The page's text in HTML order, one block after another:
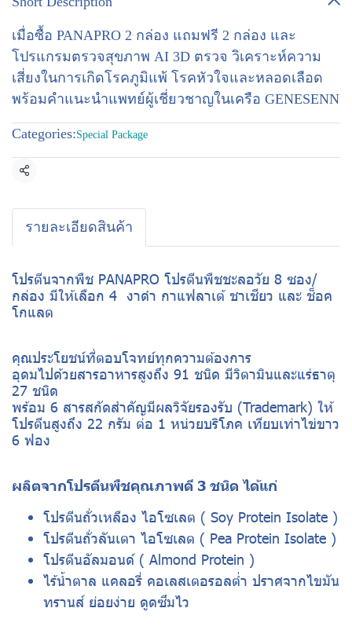
เมื่อซื้อ PANAPRO 2 กล่อง แถมฟรี 2 กล่อง และ
โปรแกรมตรวจสุขภาพ AI 3D ตรวจ วิเคราะห์ความ
เสี่ยงในการเกิดโรคภูมิแพ้ โรคหัวใจและหลอดเลือด
พร้อมคำแนะนำแพทย์ผู้เชี่ยวชาญในเครือ GENESENN
Categories:Special Package
Share
รายละเอียดสินค้า
โปรตีนจากพืช PANAPRO โปรตีนพืชชะลอวัย 8 ซอง/
กล่อง มีให้เลือก 4 งาดำ กาแฟลาเต้ ชาเชียว และ ช็อค
โกแลต
คุณประโยชน์ที่ตอบโจทย์ทุกความต้องการ
อุดมไปด้วยสารอาหารสูงถึง 91 ชนิด มีวิตามินและแร่ธาตุ
27 ชนิด
พร้อม 6 สารสกัดสำคัญมีผลวิจัยรองรับ (Trademark) ให้
โปรตีนสูงถึง 22 กรัม ต่อ 1 หน่วยบริโภค เทียบเท่าไข่ขาว
6 ฟอง
ผลิตจากโปรตีนพืชคุณภาพดี 3 ชนิด ได้แก่
โปรตีนถั่วเหลือง ไอโซเลต ( Soy Protein Isolate )
โปรตีนถั่วลันเตา ไอโซเลต ( Pea Protein Isolate )
โปรตีนอัลมอนด์ ( Almond Protein )
ไร้น้ำตาล แคลอรี่ คอเลสเตอรอลต่ำ ปราศจากไขมัน
ทรานส์ ย่อยง่าย ดูดซึมไว